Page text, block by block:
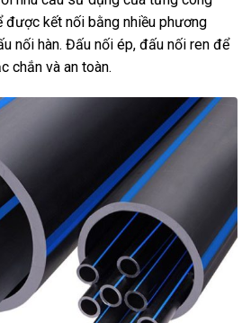
được kết nối bằng nhiều phương
nối hàn. Đấu nối ép, đấu nối ren để
chắn và an toàn.